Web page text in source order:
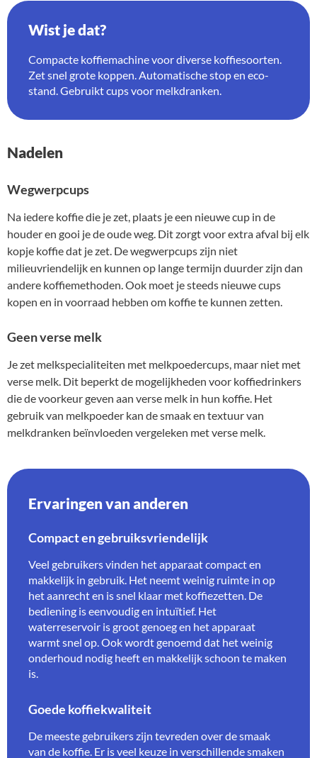
Wist je dat?
Compacte koffiemachine voor diverse koffiesoorten.
Zet snel grote koppen. Automatische stop en eco-
stand. Gebruikt cups voor melkdranken.
Nadelen
Wegwerpcups
Na iedere koffie die je zet, plaats je een nieuwe cup in de
houder en gooi je de oude weg. Dit zorgt voor extra afval bij elk
kopje koffie dat je zet. De wegwerpcups zijn niet
milieuvriendelijk en kunnen op lange termijn duurder zijn dan
andere koffiemethoden. Ook moet je steeds nieuwe cups
kopen en in voorraad hebben om koffie te kunnen zetten.
Geen verse melk
Je zet melkspecialiteiten met melkpoedercups, maar niet met
verse melk. Dit beperkt de mogelijkheden voor koffiedrinkers
die de voorkeur geven aan verse melk in hun koffie. Het
gebruik van melkpoeder kan de smaak en textuur van
melkdranken beïnvloeden vergeleken met verse melk.
Ervaringen van anderen
Compact en gebruiksvriendelijk
Veel gebruikers vinden het apparaat compact en
makkelijk in gebruik. Het neemt weinig ruimte in op
het aanrecht en is snel klaar met koffiezetten. De
bediening is eenvoudig en intuïtief. Het
waterreservoir is groot genoeg en het apparaat
warmt snel op. Ook wordt genoemd dat het weinig
onderhoud nodig heeft en makkelijk schoon te maken
is.
Goede koffiekwaliteit
De meeste gebruikers zijn tevreden over de smaak
van de koffie. Er is veel keuze in verschillende smaken